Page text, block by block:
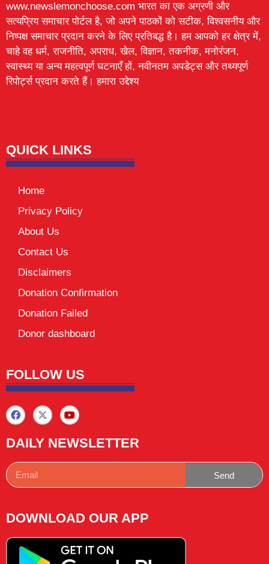
www.newslemonchoose.com भारत का एक अग्रणी और
सत्यप्रिय समाचार पोर्टल है, जो अपने पाठकों को सटीक, विश्वसनीय और
निष्पक्ष समाचार प्रदान करने के लिए प्रतिबद्ध है। हम आपको हर क्षेत्र में,
चाहे वह धर्म, राजनीति, अपराध, खेल, विज्ञान, तकनीक, मनोरंजन,
स्वास्थ्य या अन्य महत्वपूर्ण घटनाएँ हों, नवीनतम अपडेट्स और तथ्यपूर्ण
रिपोर्ट्स प्रदान करते हैं। हमारा उद्देश्य
QUICK LINKS
Home
Privacy Policy
About Us
Contact Us
Disclaimers
Donation Confirmation
Donation Failed
Donor dashboard
FOLLOW US
DAILY NEWSLETTER
Send
DOWNLOAD OUR APP